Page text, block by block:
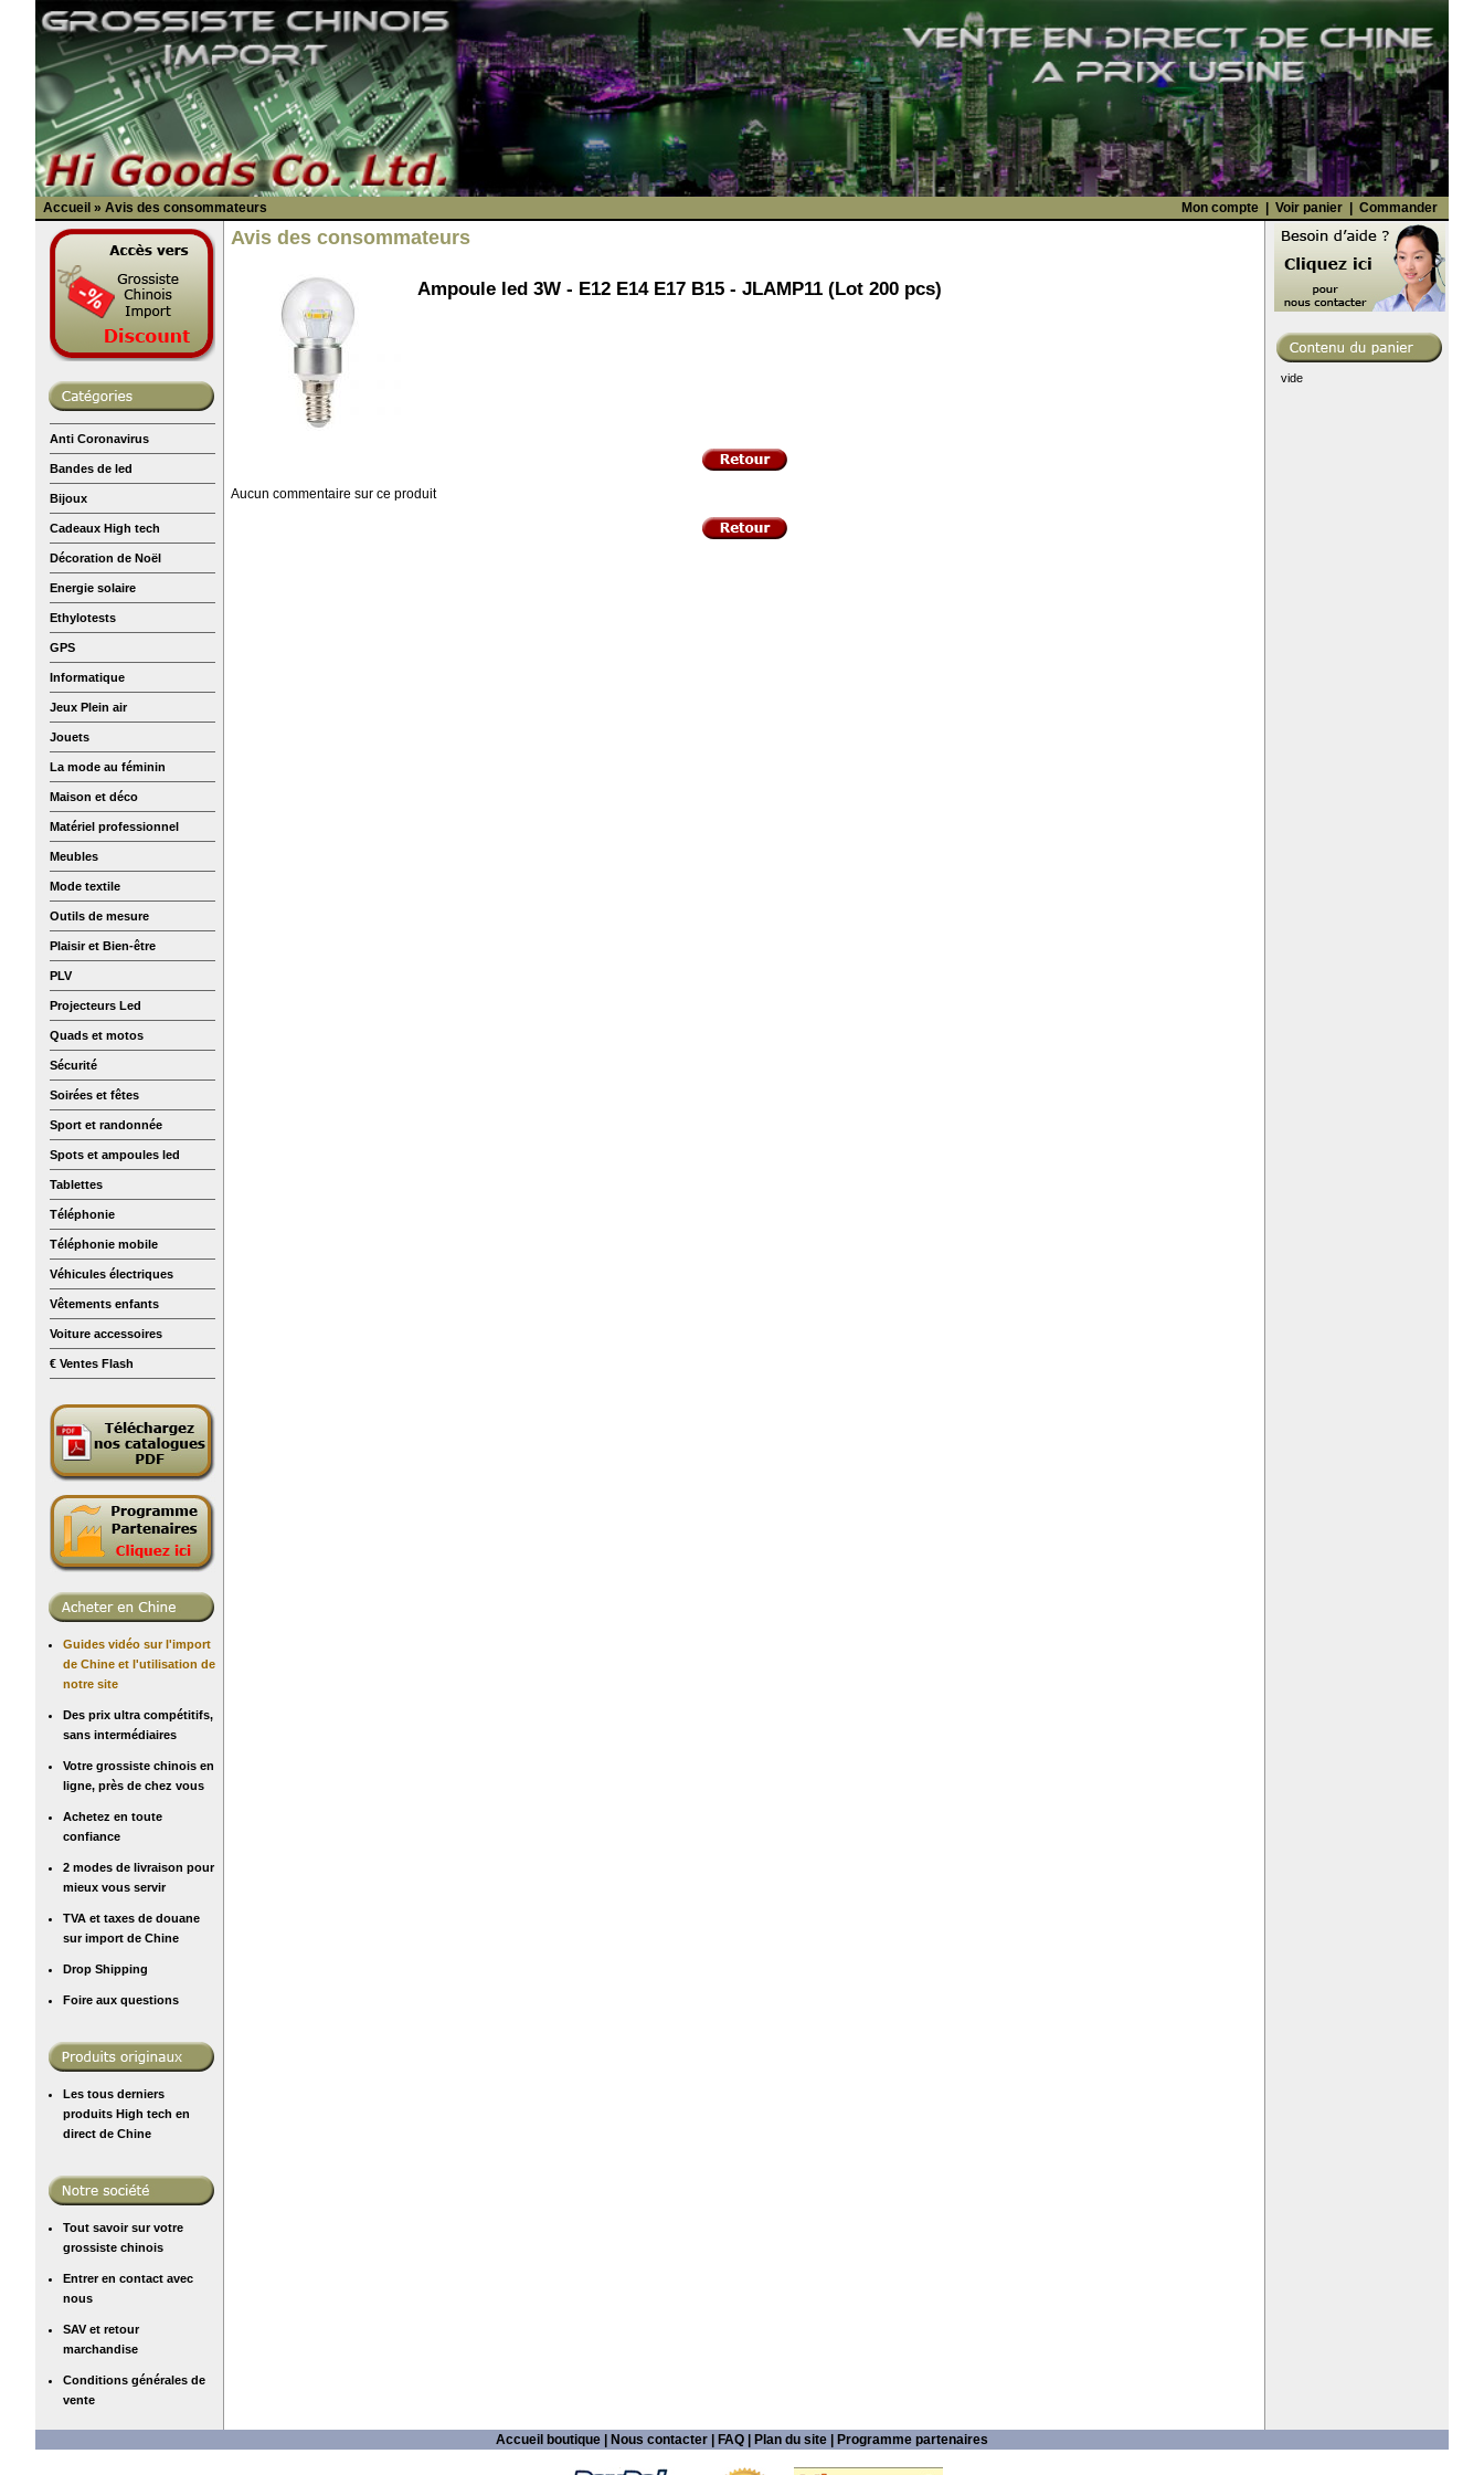
Accueil » Avis des consommateurs Mon compte | Voir panier | Commander
Anti Coronavirus
Bandes de led
Bijoux
Cadeaux High tech
Décoration de Noël
Energie solaire
Ethylotests
GPS
Informatique
Jeux Plein air
Jouets
La mode au féminin
Maison et déco
Matériel professionnel
Meubles
Mode textile
Outils de mesure
Plaisir et Bien-être
PLV
Projecteurs Led
Quads et motos
Sécurité
Soirées et fêtes
Sport et randonnée
Spots et ampoules led
Tablettes
Téléphonie
Téléphonie mobile
Véhicules électriques
Vêtements enfants
Voiture accessoires
€ Ventes Flash
Guides vidéo sur l'import
de Chine et l'utilisation de
notre site
Des prix ultra compétitifs,
sans intermédiaires
Votre grossiste chinois en
ligne, près de chez vous
Achetez en toute
confiance
2 modes de livraison pour
mieux vous servir
TVA et taxes de douane
sur import de Chine
Drop Shipping
Foire aux questions
Les tous derniers
produits High tech en
direct de Chine
Tout savoir sur votre
grossiste chinois
Entrer en contact avec
nous
SAV et retour
marchandise
Conditions générales de
vente
Avis des consommateurs
Ampoule led 3W - E12 E14 E17 B15 - JLAMP11 (Lot 200 pcs)
Aucun commentaire sur ce produit
vide
Accueil boutique | Nous contacter | FAQ | Plan du site | Programme partenaires